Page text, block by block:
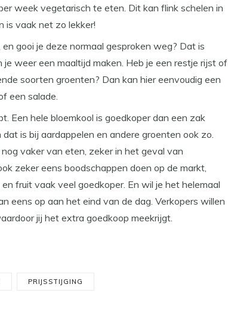
week vegetarisch te eten. Dit kan flink schelen in
is vaak net zo lekker!
gooi je deze normaal gesproken weg? Dat is
weer een maaltijd maken. Heb je een restje rijst of
soorten groenten? Dan kan hier eenvoudig een
een salade.
Een hele bloemkool is goedkoper dan een zak
is bij aardappelen en andere groenten ook zo.
vaker van eten, zeker in het geval van
zeker eens boodschappen doen op de markt,
fruit vaak veel goedkoper. En wil je het helemaal
eens op aan het eind van de dag. Verkopers willen
jij het extra goedkoop meekrijgt.
PRIJSSTIJGING